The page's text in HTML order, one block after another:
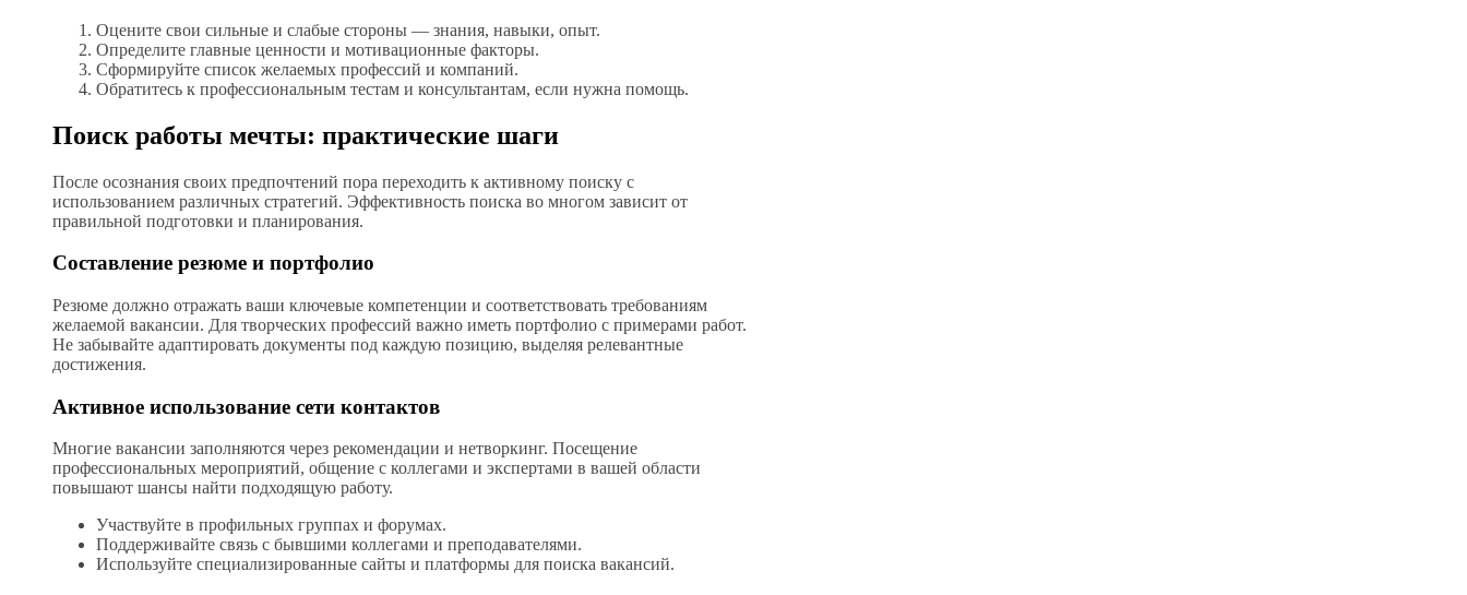
Оцените свои сильные и слабые стороны — знания, навыки, опыт.
Определите главные ценности и мотивационные факторы.
Сформируйте список желаемых профессий и компаний.
Обратитесь к профессиональным тестам и консультантам, если нужна помощь.
Поиск работы мечты: практические шаги
После осознания своих предпочтений пора переходить к активному поиску с
использованием различных стратегий. Эффективность поиска во многом зависит от
правильной подготовки и планирования.
Составление резюме и портфолио
Резюме должно отражать ваши ключевые компетенции и соответствовать требованиям
желаемой вакансии. Для творческих профессий важно иметь портфолио с примерами работ.
Не забывайте адаптировать документы под каждую позицию, выделяя релевантные
достижения.
Активное использование сети контактов
Многие вакансии заполняются через рекомендации и нетворкинг. Посещение
профессиональных мероприятий, общение с коллегами и экспертами в вашей области
повышают шансы найти подходящую работу.
Участвуйте в профильных группах и форумах.
Поддерживайте связь с бывшими коллегами и преподавателями.
Используйте специализированные сайты и платформы для поиска вакансий.